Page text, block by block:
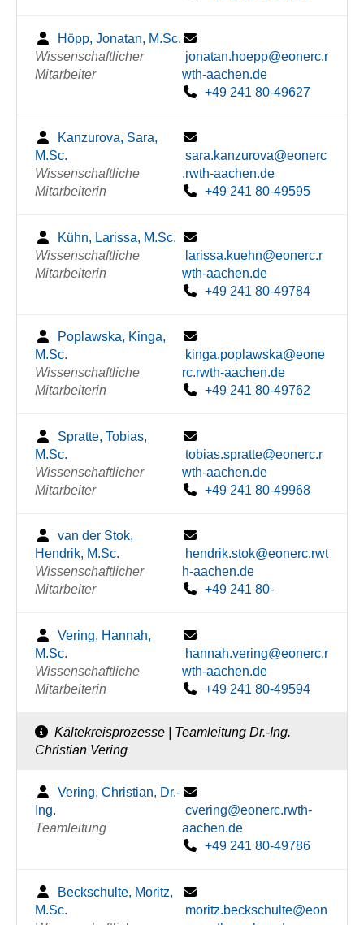
Höpp, Jonatan, M.Sc.
Wissenschaftlicher
Mitarbeiter
jonatan.hoepp@eonerc.r
wth-aachen.de
+49 241 80-49627
Kanzurova, Sara,
M.Sc.
Wissenschaftliche
Mitarbeiterin
sara.kanzurova@eonerc
.rwth-aachen.de
+49 241 80-49595
Kühn, Larissa, M.Sc.
Wissenschaftliche
Mitarbeiterin
larissa.kuehn@eonerc.r
wth-aachen.de
+49 241 80-49784
Poplawska, Kinga,
M.Sc.
Wissenschaftliche
Mitarbeiterin
kinga.poplawska@eone
rc.rwth-aachen.de
+49 241 80-49762
Spratte, Tobias,
M.Sc.
Wissenschaftlicher
Mitarbeiter
tobias.spratte@eonerc.r
wth-aachen.de
+49 241 80-49968
van der Stok,
Hendrik, M.Sc.
Wissenschaftlicher
Mitarbeiter
hendrik.stok@eonerc.rwt
h-aachen.de
+49 241 80-
Vering, Hannah,
M.Sc.
Wissenschaftliche
Mitarbeiterin
hannah.vering@eonerc.r
wth-aachen.de
+49 241 80-49594
Kältekreisprozesse | Teamleitung Dr.-Ing.
Christian Vering
Vering, Christian, Dr.-
Ing.
Teamleitung
cvering@eonerc.rwth-
aachen.de
+49 241 80-49786
Beckschulte, Moritz,
M.Sc.
moritz.beckschulte@eon